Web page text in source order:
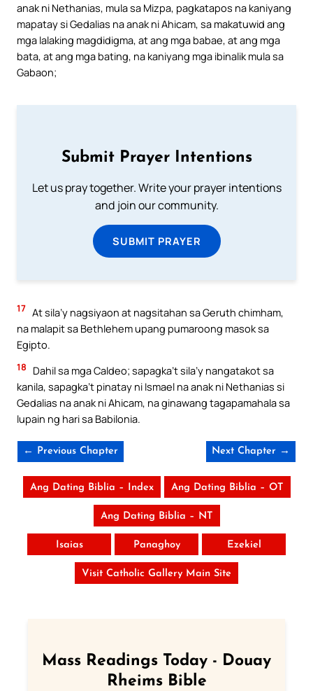
anak ni Nethanias, mula sa Mizpa, pagkatapos na kaniyang
mapatay si Gedalias na anak ni Ahicam, sa makatuwid ang
mga lalaking magdidigma, at ang mga babae, at ang mga
bata, at ang mga bating, na kaniyang mga ibinalik mula sa
Gabaon;
Submit Prayer Intentions
Let us pray together. Write your prayer intentions
and join our community.
SUBMIT PRAYER
17 At sila’y nagsiyaon at nagsitahan sa Geruth chimham,
na malapit sa Bethlehem upang pumaroong masok sa
Egipto.
18
Dahil sa mga Caldeo; sapagka’t sila’y nangatakot sa
kanila, sapagka’t pinatay ni Ismael na anak ni Nethanias si
Gedalias na anak ni Ahicam, na ginawang tagapamahala sa
lupain ng hari sa Babilonia.
← Previous Chapter Next Chapter →
Ang Dating Biblia – Index Ang Dating Biblia – OT
Ang Dating Biblia – NT
Isaias Panaghoy Ezekiel
Visit Catholic Gallery Main Site
Mass Readings Today - Douay
Rheims Bible